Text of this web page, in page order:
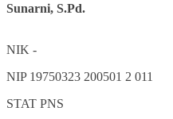
Sunarni, S.Pd.
NIK -
NIP 19750323 200501 2 011
STAT PNS